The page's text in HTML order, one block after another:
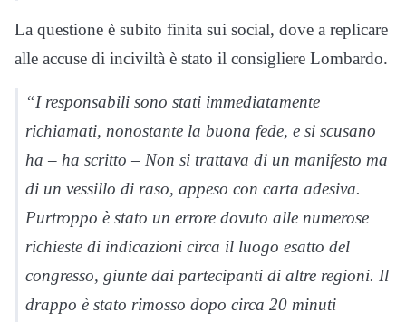
La questione è subito finita sui social, dove a replicare
alle accuse di inciviltà è stato il consigliere Lombardo.
“I responsabili sono stati immediatamente
richiamati, nonostante la buona fede, e si scusano
ha – ha scritto – Non si trattava di un manifesto ma
di un vessillo di raso, appeso con carta adesiva.
Purtroppo è stato un errore dovuto alle numerose
richieste di indicazioni circa il luogo esatto del
congresso, giunte dai partecipanti di altre regioni. Il
drappo è stato rimosso dopo circa 20 minuti